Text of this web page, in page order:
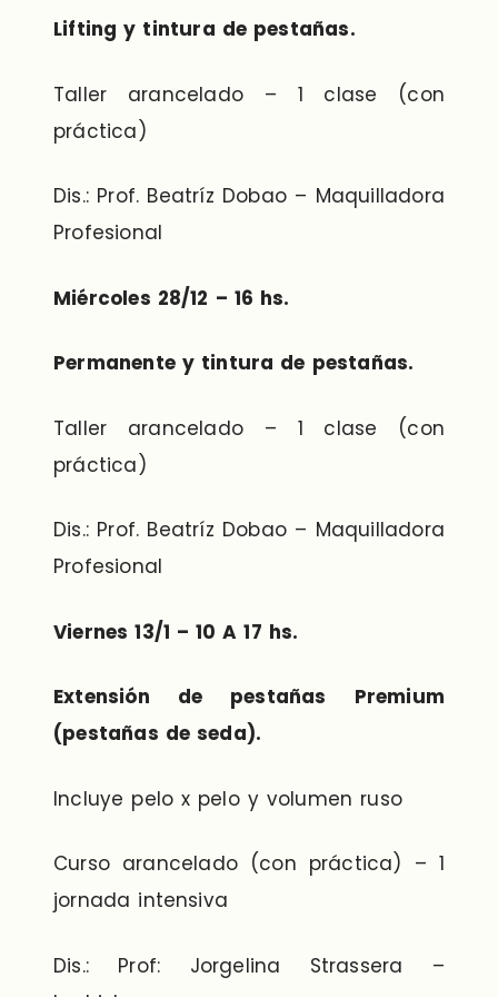
Lifting y tintura de pestañas.
Taller arancelado – 1 clase (con
práctica)
Dis.: Prof. Beatríz Dobao – Maquilladora
Profesional
Miércoles 28/12 – 16 hs.
Permanente y tintura de pestañas.
Taller arancelado – 1 clase (con
práctica)
Dis.: Prof. Beatríz Dobao – Maquilladora
Profesional
Viernes 13/1 – 10 A 17 hs.
Extensión de pestañas Premium
(pestañas de seda).
Incluye pelo x pelo y volumen ruso
Curso arancelado (con práctica) – 1
jornada intensiva
Dis.: Prof: Jorgelina Strassera –